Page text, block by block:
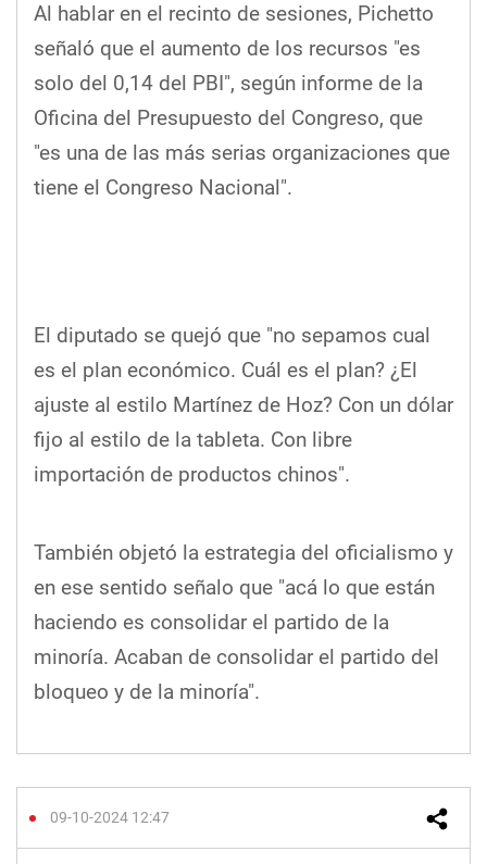
Al hablar en el recinto de sesiones, Pichetto
señaló que el aumento de los recursos "es
solo del 0,14 del PBI", según informe de la
Oficina del Presupuesto del Congreso, que
"es una de las más serias organizaciones que
tiene el Congreso Nacional".
El diputado se quejó que "no sepamos cual
es el plan económico. Cuál es el plan? ¿El
ajuste al estilo Martínez de Hoz? Con un dólar
fijo al estilo de la tableta. Con libre
importación de productos chinos".
También objetó la estrategia del oficialismo y
en ese sentido señalo que "acá lo que están
haciendo es consolidar el partido de la
minoría. Acaban de consolidar el partido del
bloqueo y de la minoría".
09-10-2024 12:47